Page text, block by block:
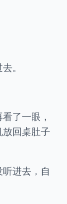
。
了一眼，
回桌肚子
进去，自